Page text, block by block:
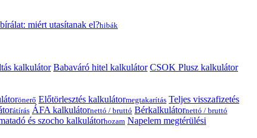
miért utasítanak el?hibák
kalkulátor Babaváró hitel kalkulátor CSOK Plusz kalkulátor
önerő Előtörlesztés kalkulátormegtakarítás Teljes visszafizetés
átírás ÁFA kalkulátornettó / bruttó Bérkalkulátornettó / bruttó
és szocho kalkulátorhozam Napelem megtérülési